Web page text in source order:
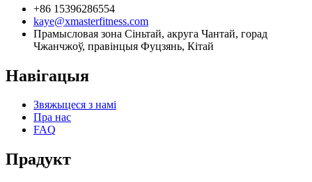
+86 15396286554
kaye@xmasterfitness.com
Прамысловая зона Сіньтай, акруга Чантай, горад
Чжанчжоў, правінцыя Фуцзянь, Кітай
Навігацыя
Звяжыцеся з намі
Пра нас
FAQ
Прадукт